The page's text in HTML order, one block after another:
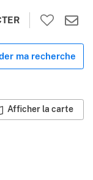
ma recherche
Afficher la carte